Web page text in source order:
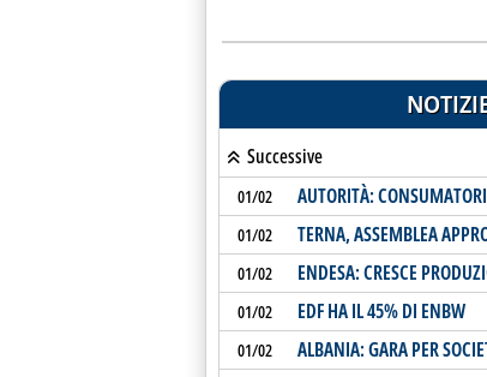
Successive
01/02 AUTORITÀ:
01/02 TERNA, ASSEMBLEA
01/02 ENDESA: CRESCE
01/02 EDF HA IL 45% DI ENBW
01/02 ALBANIA: GARA PER